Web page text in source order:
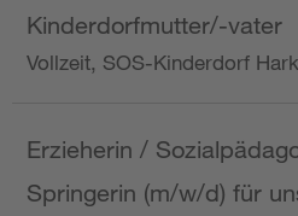
Kinderdorfmutter/-vater
Vollzeit, SOS-Kinderdorf
Erzieherin /
Springerin (m/w/d) für